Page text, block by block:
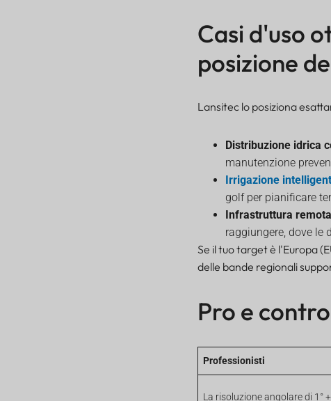
Casi d'uso
posizione
Lansitec lo posiziona
Distribuzione idrica
manutenzione
Irrigazione
golf per pianificare
Infrastruttura remota
raggiungere, dove le
Se il tuo target è l'Europa
delle bande regionali
Pro e
Professionisti
La risoluzione angolare di 1°